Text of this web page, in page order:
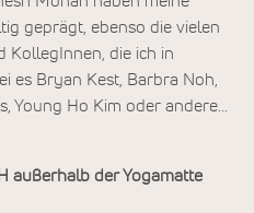
geprägt, ebenso die vielen
KollegInnen, die ich in
es Bryan Kest, Barbra Noh,
Young Ho Kim oder andere…
außerhalb der Yogamatte